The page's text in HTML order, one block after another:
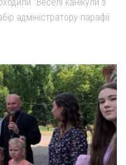
адміністратору парафії